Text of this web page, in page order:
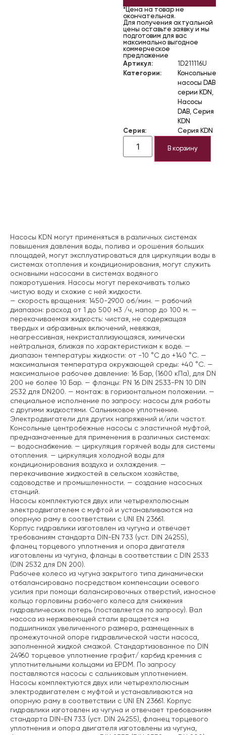
*Цена на товар не
окончательная.
Для получения актуальной
цены оставьте заявку и мы
подготовим для вас
максимально выгодное
коммерческое
предложение
Артикул:
1D211116U
Категории:
Консольные
насосы DAB
серии KDN ,
Насосы
DAB, Серия
KDN
Серия:
Серия KDN
В корзину
Насосы KDN могут применяться в различных системах
повышения давления воды, полива и орошения больших
площадей, могут эксплуатироваться для циркуляции воды в
системах отопления и кондиционирования, могут служить
основными насосами в системах водяного
пожаротушения. Насосы могут перекачивать только
чистую воду и схожие с ней жидкости.
— скорость вращения: 1450-2900 об/мин. — рабочий
диапазон: расход от 1 до 500 м3 /ч, напор до 100 м. —
перекачиваемая жидкость: чистая, не содержащая
твердых и абразивных включений, невязкая,
неагрессивная, некристаллизующаяся, химически
нейтральная, близкая по характеристикам к воде. —
диапазон температуры жидкости: от -10 °C до +140 °C. —
максимальная температура окружающей среды: +40 °C. —
максимальное рабочее давление: 16 Бар, (1600 кПа), для DN
200 не более 10 Бар. — фланцы: PN 16 DIN 2533-PN 10 DIN
2532 для DN200. — монтаж: в горизонтальном положении. —
специальное исполнение по запросу: насосы для работы
с другими жидкостями. Сальниковое уплотнение.
Электродвигатели для других напряжений и/или частот.
Консольные центробежные насосы с эластичной муфтой,
предназначенные для применения в различных системах:
— водоснабжение. — циркуляция горячей воды для системы
отопления. — циркуляция холодной воды для
кондиционирования воздуха и охлаждения. —
перекачивание жидкостей в сельском хозяйстве,
садоводстве и промышленности. — создание насосных
станций.
Насосы комплектуются двух или четырехполюсным
электродвигателем с муфтой и устанавливаются на
опорную раму в соответствии с UNI EN 23661.
Корпус гидравлики изготовлен из чугуна и отвечает
требованиям стандарта DIN-EN 733 (уст. DIN 24255),
фланец торцевого уплотнения и опора двигателя
изготовлены из чугуна, фланцы в соответствии с DIN 2533
(DIN 2532 для DN 200).
Рабочее колесо из чугуна закрытого типа динамически
отбалансировано посредством компенсации осевого
усилия при помощи балансировочных отверстий, износное
кольцо горловины рабочего колеса для снижения
гидравлических потерь (поставляется по запросу). Вал
насоса из нержавеющей стали вращается на
подшипниках увеличенного размера, размещенных в
промежуточной опоре гидравлической части насоса,
заполненной жидкой смазкой. Стандартизованное по DIN
24960 торцевое уплотнение графит/ карбид кремния с
уплотнительными кольцами из EPDM. По запросу
поставляются насосы с сальниковым уплотнением.
Насосы комплектуются двух или четырехполюсным
электродвигателем с муфтой и устанавливаются на
опорную раму в соответствии с UNI EN 23661. Корпус
гидравлики изготовлен из чугуна и отвечает требованиям
стандарта DIN-EN 733 (уст. DIN 24255), фланец торцевого
уплотнения и опора двигателя изготовлены из чугуна,